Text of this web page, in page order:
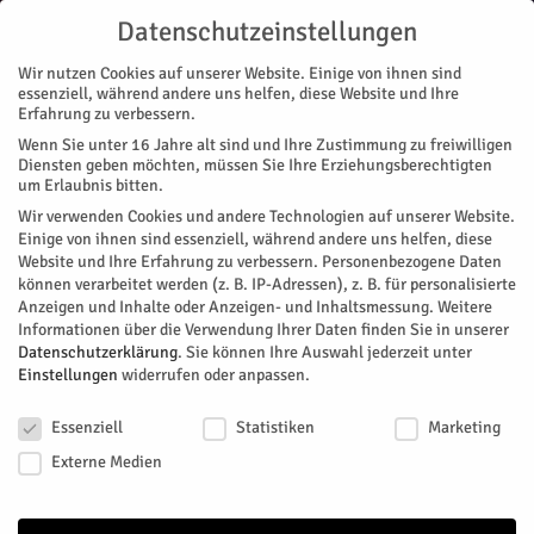
Start
« Alle Veranstaltungen
Diese Veranstaltung hat bereits stattgefunden.
Verflucht normal
Datenschutzeinstellungen
Wir nutzen Cookies auf unserer Website. Einige von ihnen sind
essenziell, während andere uns helfen, diese Website und Ihre
Erfahrung zu verbessern.
Wenn Sie unter 16 Jahre alt sind und Ihre Zustimmung zu freiwilligen
Diensten geben möchten, müssen Sie Ihre Erziehungsberechtigten
um Erlaubnis bitten.
Wir verwenden Cookies und andere Technologien auf unserer Website.
Einige von ihnen sind essenziell, während andere uns helfen, diese
Website und Ihre Erfahrung zu verbessern. Personenbezogene Daten
können verarbeitet werden (z. B. IP-Adressen), z. B. für personalisierte
Anzeigen und Inhalte oder Anzeigen- und Inhaltsmessung. Weitere
Informationen über die Verwendung Ihrer Daten finden Sie in unserer
Datenschutzerklärung. Sie können Ihre Auswahl jederzeit unter
Einstellungen widerrufen oder anpassen.
Essenziell
Statistiken
Marketing
Externe Medien